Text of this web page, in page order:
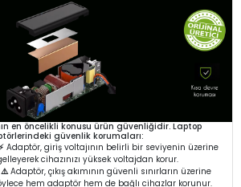
en öncelikli konusu ürün güvenliğidir. Laptop
güvenlik korumaları:
Adaptör, giriş voltajının belirli bir seviyenin üzerine
cihazınızı yüksek voltajdan korur.
⚠️Adaptör, çıkış akımının güvenli sınırların üzerine
hem adaptör hem de bağlı cihazlar korunur.